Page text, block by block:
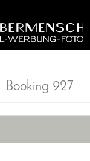
Booking 927